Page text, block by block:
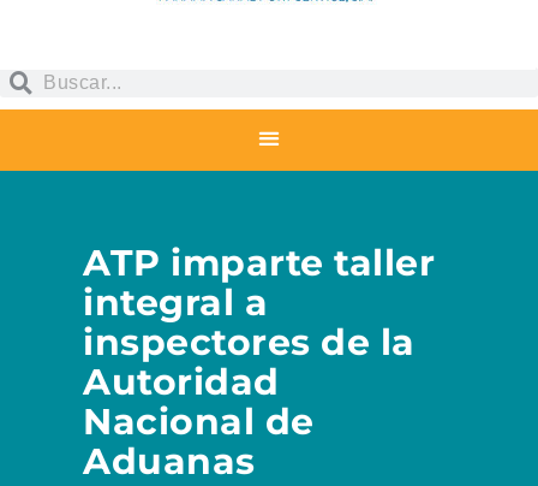
ATP imparte taller
integral a
inspectores de la
Autoridad
Nacional de
Aduanas